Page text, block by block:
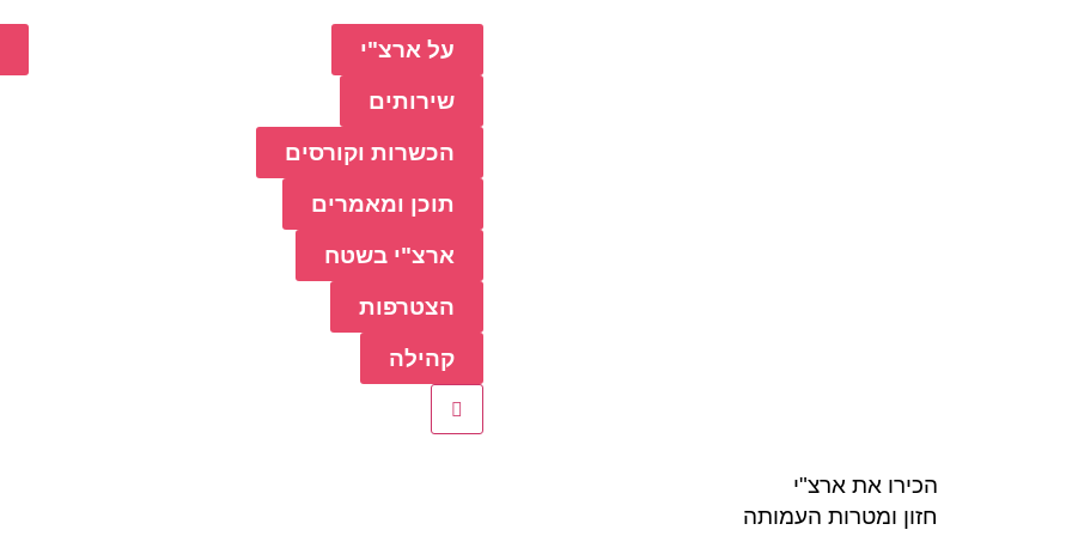
על ארצ"י
שירותים
הכשרות וקורסים
תוכן ומאמרים
ארצ"י בשטח
הצטרפות
קהילה
הכירו את ארצ"י
חזון ומטרות העמותה